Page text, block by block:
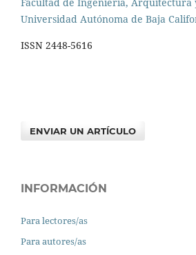
Universidad Autónoma de Baja
ISSN 2448-5616
ENVIAR UN ARTÍCULO
INFORMACIÓN
Para lectores/as
Para autores/as